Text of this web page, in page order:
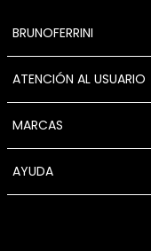
BRUNOFERRINI
ATENCIÓN AL USUARIO
MARCAS
AYUDA